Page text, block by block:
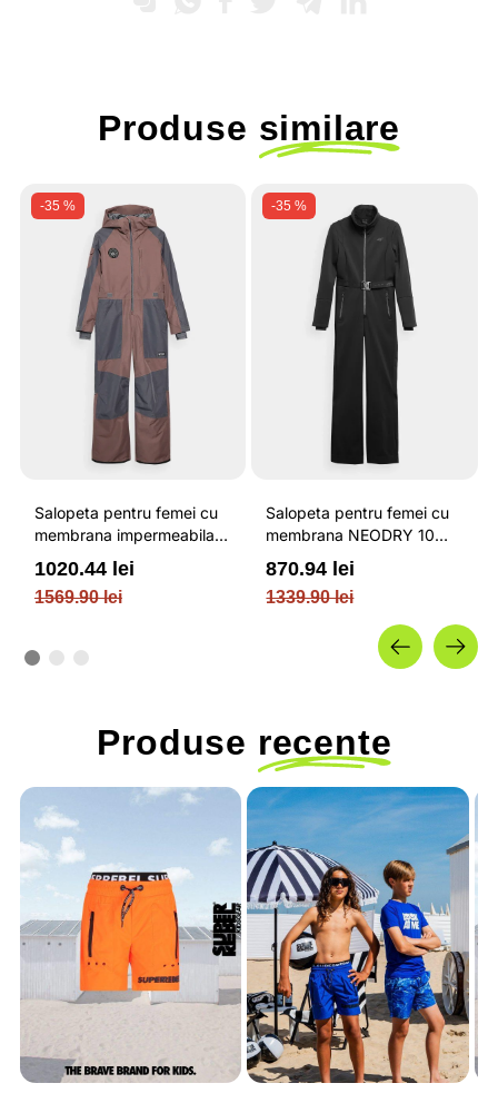
Produse similare
-35 %
Salopeta pentru femei cu
membrana impermeabila
NEODRY 15 000 si gluga
integrata cu reglare 2D /
4F
1569.90 lei
1020.44 lei
-35 %
Salopeta pentru femei cu
membrana NEODRY 10
000 si ajustari pentru
claparii de schi / 4F
1339.90 lei
870.94 lei
Produse recente